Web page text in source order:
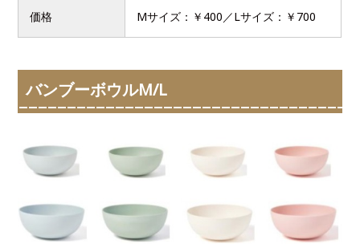
価格 Mサイズ：￥400／Lサイズ：￥700
バンブーボウルM/L